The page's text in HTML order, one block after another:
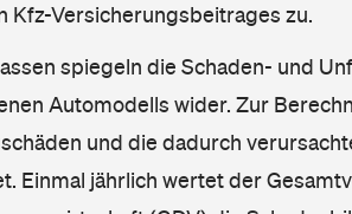
Kfz-Versicherungsbeitrages zu.
spiegeln die Schaden- und
Automodells wider. Zur
und die dadurch
Einmal jährlich wertet der